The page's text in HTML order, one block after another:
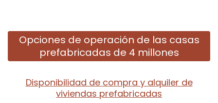
Opciones de operación de las casas
prefabricadas de 4 millones
Disponibilidad de compra y alquiler de
viviendas prefabricadas